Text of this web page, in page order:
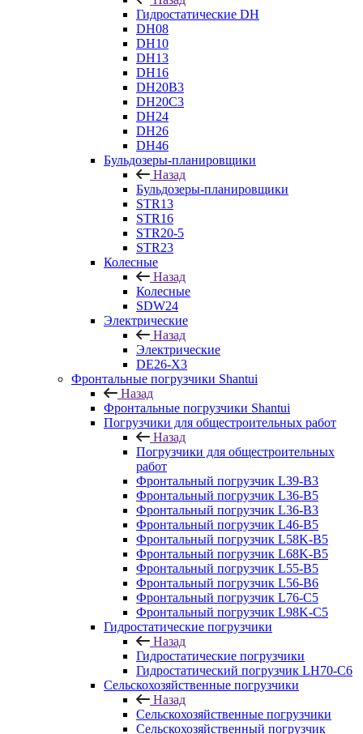
Гидростатические DH
DH08
DH10
DH13
DH16
DH20B3
DH20C3
DH24
DH26
DH46
Бульдозеры-планировщики
Назад
Бульдозеры-планировщики
STR13
STR16
STR20-5
STR23
Колесные
Назад
Колесные
SDW24
Электрические
Назад
Электрические
DE26-X3
Фронтальные погрузчики Shantui
Назад
Фронтальные погрузчики Shantui
Погрузчики для общестроительных работ
Назад
Погрузчики для общестроительных
работ
Фронтальный погрузчик L39-B3
Фронтальный погрузчик L36-B5
Фронтальный погрузчик L36-B3
Фронтальный погрузчик L46-B5
Фронтальный погрузчик L58K-B5
Фронтальный погрузчик L68K-B5
Фронтальный погрузчик L55-B5
Фронтальный погрузчик L56-B6
Фронтальный погрузчик L76-С5
Фронтальный погрузчик L98K-C5
Гидростатические погрузчики
Назад
Гидростатические погрузчики
Гидростатический погрузчик LH70-C6
Сельскохозяйственные погрузчики
Назад
Сельскохозяйственные погрузчики
Сельскохозяйственный погрузчик